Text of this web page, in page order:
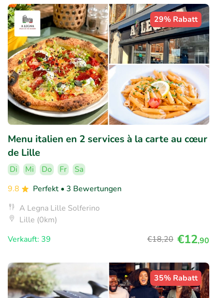
29% Rabatt
Menu italien en 2 services à la carte au cœur
de Lille
Di Mi Do Fr
Sa
9.8
Perfekt • 3 Bewertungen
A Legna Lille Solferino
Lille (0km)
Verkauft: 39
€18,20 €12,90
35% Rabatt